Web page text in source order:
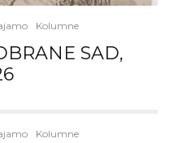
Kolumne
SAD,
Kolumne